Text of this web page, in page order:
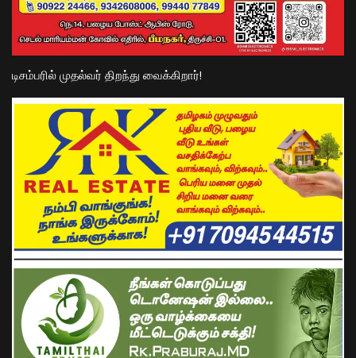
டிசம்பரில் முதல்வர் திறந்து வைக்கிறார்!